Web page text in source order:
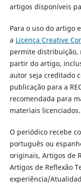
artigos disponíveis
Para o uso do artigo
a Licença Creative
permite distribuição,
partir do artigo,
autor seja creditado
publicação para a
recomendada para
materiais licenciados.
O periódico recebe
português ou
originais, Artigos de
Artigos de Reflexão
experiência/